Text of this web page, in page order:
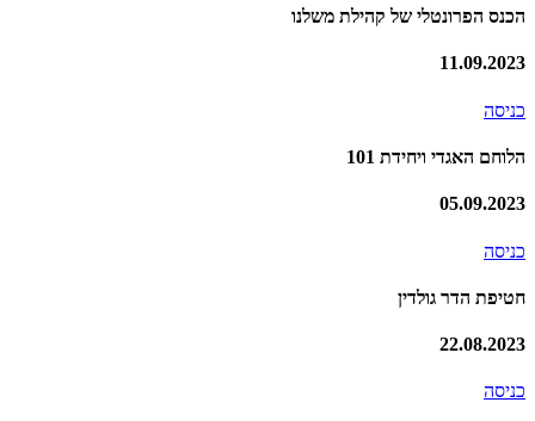
הכנס הפרונטלי של קהילת משלנו
11.09.2023
כניסה
הלוחם האגדי ויחידת 101
05.09.2023
כניסה
חטיפת הדר גולדין
22.08.2023
כניסה